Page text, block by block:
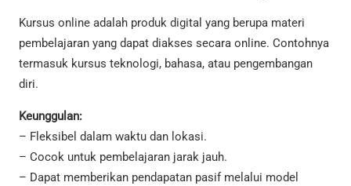
Kursus online adalah produk digital yang berupa materi
pembelajaran yang dapat diakses secara online. Contohnya
termasuk kursus teknologi, bahasa, atau pengembangan
diri.
Keunggulan:
– Fleksibel dalam waktu dan lokasi.
– Cocok untuk pembelajaran jarak jauh.
– Dapat memberikan pendapatan pasif melalui model